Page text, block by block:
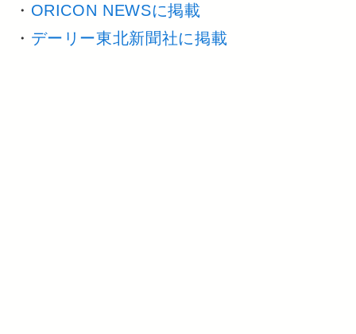
・ ORICON NEWSに掲載
・ デーリー東北新聞社に掲載